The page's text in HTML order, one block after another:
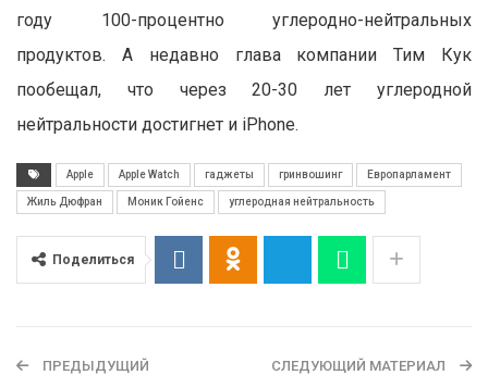
году 100-процентно углеродно-нейтральных
продуктов. А недавно глава компании Тим Кук
пообещал, что через 20-30 лет углеродной
нейтральности достигнет и iPhone.
Apple Apple Watch гаджеты гринвошинг Европарламент
Жиль Дюфран Моник Гойенс углеродная нейтральность
Поделиться
ПРЕДЫДУЩИЙ СЛЕДУЮЩИЙ МАТЕРИАЛ